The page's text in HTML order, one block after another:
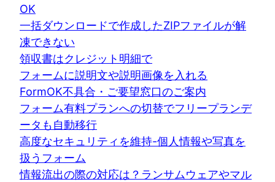
OK
一括ダウンロードで作成したZIPファイルが解
凍できない
領収書はクレジット明細で
フォームに説明文や説明画像を入れる
FormOK不具合・ご要望窓口のご案内
フォーム有料プランへの切替でフリープランデ
ータも自動移行
高度なセキュリティを維持-個人情報や写真を
扱うフォーム
情報流出の際の対応は？ランサムウェアやマル